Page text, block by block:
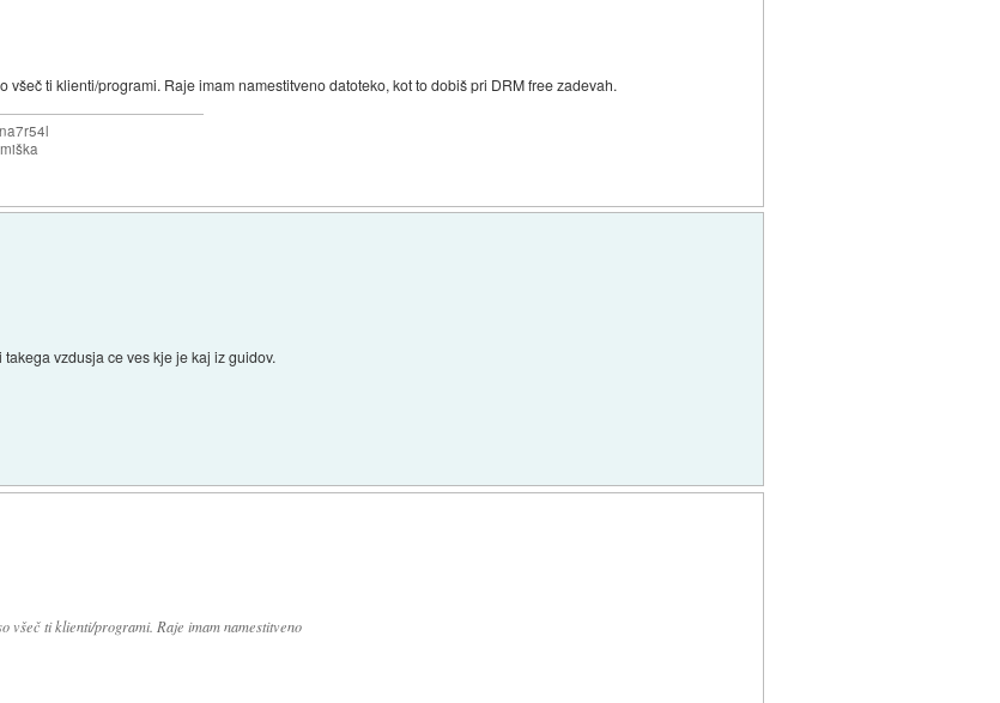
ti klienti/programi. Raje imam namestitveno datoteko, kot to dobiš pri DRM free zadevah.
vzdusja ce ves kje je kaj iz guidov.
všeč ti klienti/programi. Raje imam namestitveno